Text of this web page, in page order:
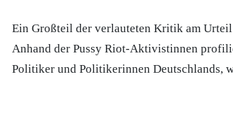
Ein Großteil der verlauteten Kritik am
Anhand der Pussy Riot-Aktivistinnen
Politiker und Politikerinnen Deutschlands,